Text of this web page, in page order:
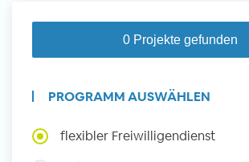
Auslandserfahrung
0 Projekte gefunden
PROGRAMM AUSWÄHLEN
flexibler Freiwilligendienst